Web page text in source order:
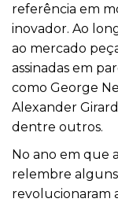
referência em
inovador. Ao
ao mercado
assinadas em
como George
Alexander
dentre outros.
No ano em que
relembre alguns
revolucionaram